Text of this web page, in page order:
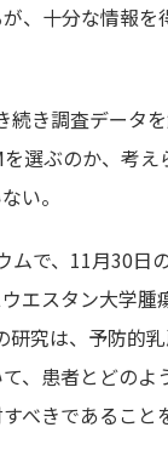
、十分な情報を
続き調査データ
選ぶのか、考
い。
ムで、11月30日
エスタン大学
研究は、予防的
、患者とどのよ
べきであるこ